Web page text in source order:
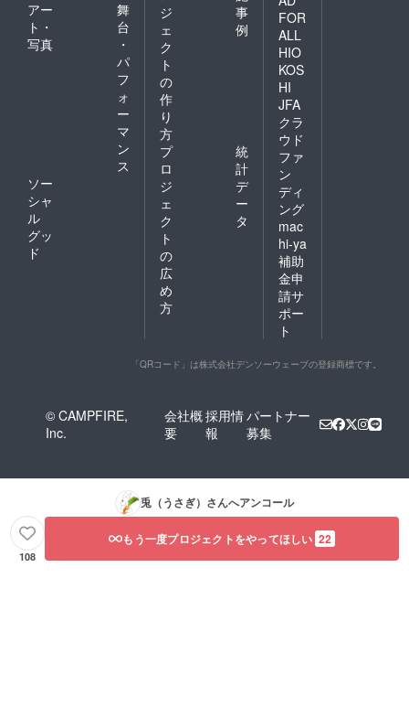
アー
ト・
写真
舞
台
・
パ
フ
ォ
ー
マ
ン
ス
ソー
シャ
ル
グッ
ド
ジ
ェ
ク
ト
の
作
り
方
事
例
プ
ロ
ジ
ェ
ク
ト
の
広
め
方
統
計
デ
ー
タ
FOR
ALL
HIO
KOS
HI
JFA
クラ
ウド
ファ
ン
ディ
ング
mac
hi-ya
補助
金申
請サ
ポー
ト
「QRコード」は株式会社デンソーウェーブの登録商標です。
© CAMPFIRE,
Inc.
会社概
要
採用情
報
パートナー
募集
兎（うさぎ） さんへアンコール
108
もう一度プロジェクトをやってほしい 22